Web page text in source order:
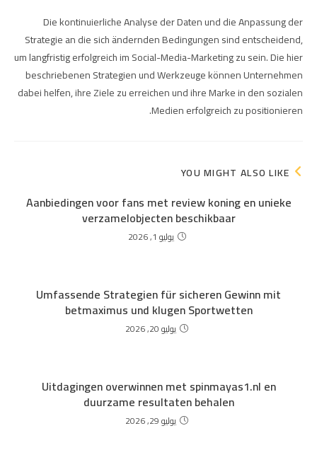
Die kontinuierliche Analyse der Daten und die Anpassung der
Strategie an die sich ändernden Bedingungen sind entscheidend,
um langfristig erfolgreich im Social-Media-Marketing zu sein. Die hier
beschriebenen Strategien und Werkzeuge können Unternehmen
dabei helfen, ihre Ziele zu erreichen und ihre Marke in den sozialen
Medien erfolgreich zu positionieren.
YOU MIGHT ALSO LIKE
Aanbiedingen voor fans met review koning en unieke
verzamelobjecten beschikbaar
يوليو 1, 2026
Umfassende Strategien für sicheren Gewinn mit
betmaximus und klugen Sportwetten
يوليو 20, 2026
Uitdagingen overwinnen met spinmayas1.nl en
duurzame resultaten behalen
يوليو 29, 2026